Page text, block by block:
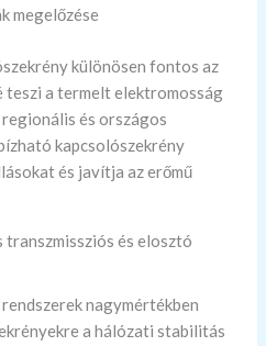
megelőzése
különösen fontos az
teszi a termelt elektromosság
és országos
kapcsolószekrény
és javítja az erőmű
transzmissziós és elosztó
nagymértékben
a hálózati stabilitás